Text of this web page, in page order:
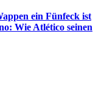
ein Fünfeck ist
Wie Atlético seinen